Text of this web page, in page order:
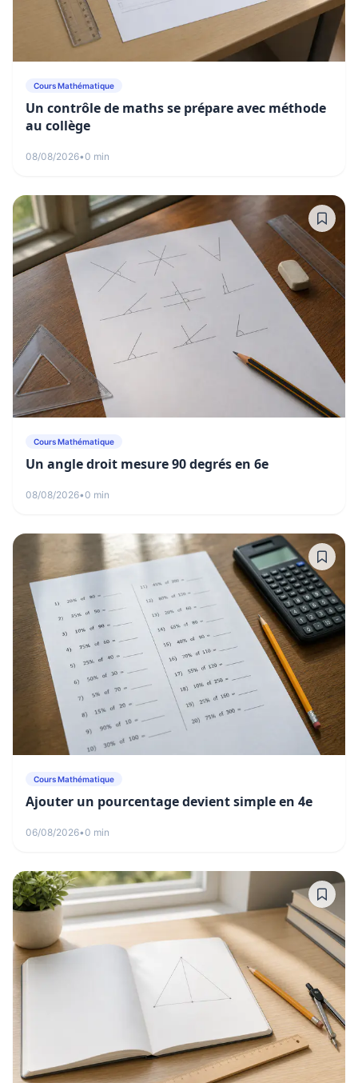
Cours Mathématique
Un contrôle de maths se prépare avec méthode
au collège
08/08/2026•0 min
Cours Mathématique
Un angle droit mesure 90 degrés en 6e
08/08/2026•0 min
Cours Mathématique
Ajouter un pourcentage devient simple en 4e
06/08/2026•0 min